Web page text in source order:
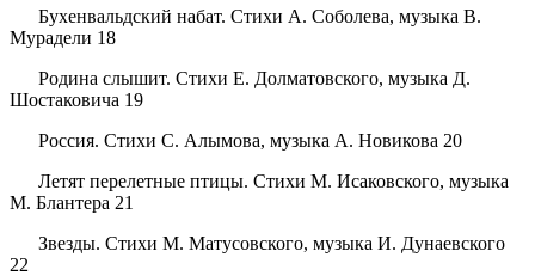
Бухенвальдский набат. Стихи А. Соболева, музыка В.
Мурадели 18
Родина слышит. Стихи Е. Долматовского, музыка Д.
Шостаковича 19
Россия. Стихи С. Алымова, музыка А. Новикова 20
Летят перелетные птицы. Стихи М. Исаковского, музыка
М. Блантера 21
Звезды. Стихи М. Матусовского, музыка И. Дунаевского
22